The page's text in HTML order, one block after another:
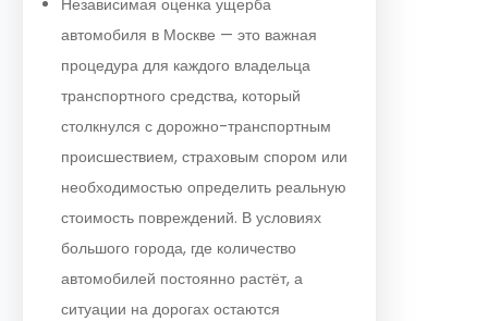
автомобиля в Москве — это важная
процедура для каждого владельца
транспортного средства, который
столкнулся с дорожно-транспортным
происшествием, страховым спором или
необходимостью определить реальную
стоимость повреждений. В условиях
большого города, где количество
автомобилей постоянно растёт, а
ситуации на дорогах остаются